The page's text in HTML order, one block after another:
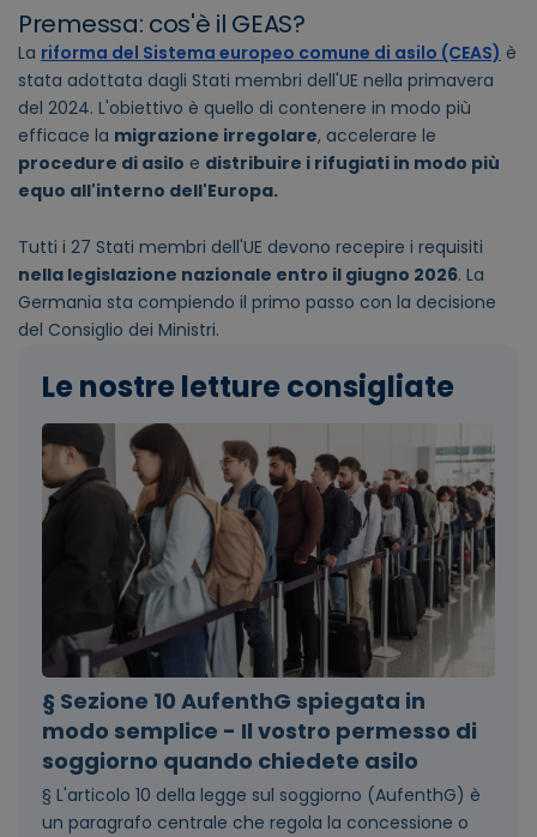
Premessa: cos'è il GEAS?
La riforma del Sistema europeo comune di asilo (CEAS) è
stata adottata dagli Stati membri dell'UE nella primavera
del 2024. L'obiettivo è quello di contenere in modo più
efficace la migrazione irregolare, accelerare le
procedure di asilo e distribuire i rifugiati in modo più
equo all'interno dell'Europa.
Tutti i 27 Stati membri dell'UE devono recepire i requisiti
nella legislazione nazionale entro il giugno 2026. La
Germania sta compiendo il primo passo con la decisione
del Consiglio dei Ministri.
Le nostre letture consigliate
§ Sezione 10 AufenthG spiegata in
modo semplice - Il vostro permesso di
soggiorno quando chiedete asilo
§ L'articolo 10 della legge sul soggiorno (AufenthG) è
un paragrafo centrale che regola la concessione o